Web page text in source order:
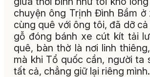
chuyện ông Trịnh Đình Bầm
cùng quê với ông tôi, đã dỡ
gỗ đóng bánh xe cút kít tải
quê, bàn thờ là nơi linh
mà khi Tổ quốc cần, người ta
tất cả, chẳng giữ lại riêng mình.